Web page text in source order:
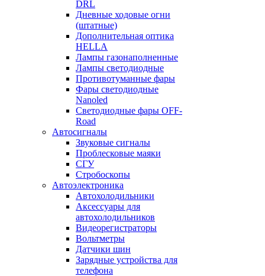
DRL
Дневные ходовые огни
(штатные)
Дополнительная оптика
HELLA
Лампы газонаполненные
Лампы светодиодные
Противотуманные фары
Фары светодиодные
Nanoled
Светодиодные фары OFF-
Road
Автосигналы
Звуковые сигналы
Проблесковые маяки
СГУ
Стробоскопы
Автоэлектроника
Автохолодильники
Аксессуары для
автохолодильников
Видеорегистраторы
Вольтметры
Датчики шин
Зарядные устройства для
телефона